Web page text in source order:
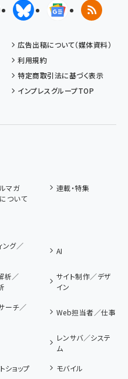
X(エックス)BlueskyGoogleニュ
RSS
広告出稿について（媒体資料）
利用規約
特定商取引法に基づく表示
インプレスグループTOP
マガ
連載・特集
ついて
ング／
AI
析／
サイト制作／デザ
イン
ーチ／
Web担当者／仕事
レンサバ／システ
ム
ショップ
モバイル